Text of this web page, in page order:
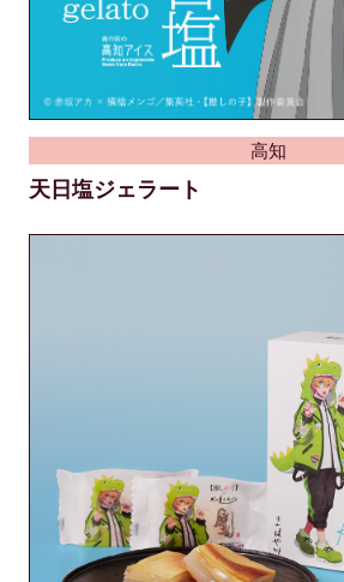
天日塩ジェラート
高知